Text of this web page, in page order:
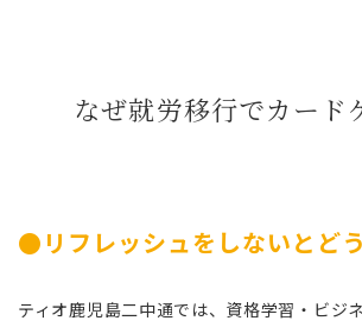
なぜ就労移行でカード
●リフレッシュをしないとど
ティオ鹿児島二中通では、資格学習・ビジ